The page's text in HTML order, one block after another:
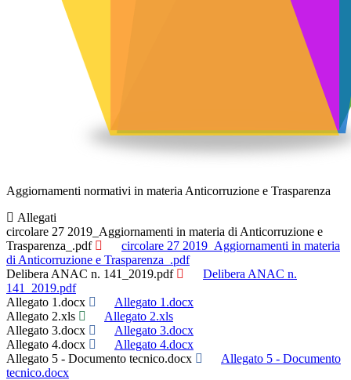
Aggiornamenti normativi in materia Anticorruzione e Trasparenza
Allegati
circolare 27 2019_Aggiornamenti in materia di Anticorruzione e
Trasparenza_.pdf
circolare 27 2019_Aggiornamenti in materia
di Anticorruzione e Trasparenza_.pdf
Delibera ANAC n. 141_2019.pdf
Delibera ANAC n.
141_2019.pdf
Allegato 1.docx
Allegato 1.docx
Allegato 2.xls
Allegato 2.xls
Allegato 3.docx
Allegato 3.docx
Allegato 4.docx
Allegato 4.docx
Allegato 5 - Documento tecnico.docx
Allegato 5 - Documento
tecnico.docx